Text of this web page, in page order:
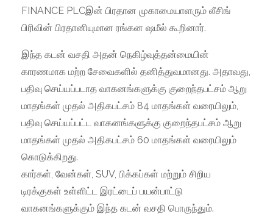
FINANCE PLCஇன் பிரதான முகாமையாளரும் லீசிங்
பிரிவின் பிரதானியுமான ரங்கன ஷமீல் கூறினார்.
இந்த கடன் வசதி அதன் நெகிழ்வுத்தன்மையின்
காரணமாக மற்ற சேவைகளில் தனித்துவமானது. அதாவது,
பதிவு செய்யப்படாத வாகனங்களுக்கு குறைந்தபட்சம் ஆறு
மாதங்கள் முதல் அதிகபட்சம் 84 மாதங்கள் வரையிலும்,
பதிவு செய்யப்பட்ட வாகனங்களுக்கு குறைந்தபட்சம் ஆறு
மாதங்கள் முதல் அதிகபட்சம் 60 மாதங்கள் வரையிலும்
கொடுக்கிறது.
கார்கள், வேன்கள், SUV, பிக்கப்கள் மற்றும் சிறிய
டிரக்குகள் உள்ளிட்ட இரட்டைப் பயன்பாட்டு
வாகனங்களுக்கும் இந்த கடன் வசதி பொருந்தும்.